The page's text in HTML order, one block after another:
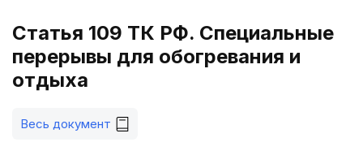
Статья 109 ТК РФ. Специальные
перерывы для обогревания и
отдыха
Весь документ